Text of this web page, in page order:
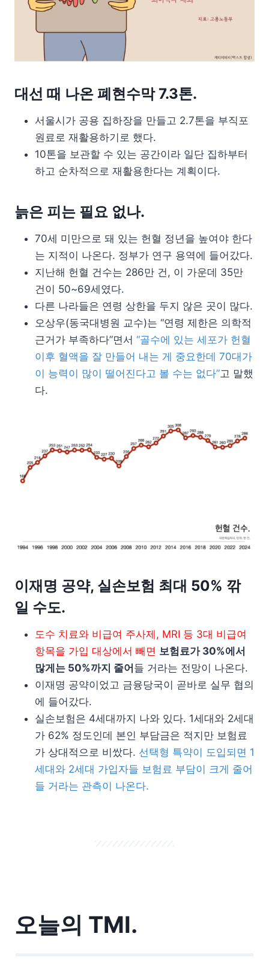
대선 때 나온 폐현수막 7.3톤.
서울시가 공용 집하장을 만들고 2.7톤을 부직포
원료로 재활용하기로 했다.
10톤을 보관할 수 있는 공간이라 일단 집하부터
하고 순차적으로 재활용한다는 계획이다.
늙은 피는 필요 없나.
70세 미만으로 돼 있는 헌혈 정년을 높여야 한다
는 지적이 나온다. 정부가 연구 용역에 들어갔다.
지난해 헌혈 건수는 286만 건, 이 가운데 35만
건이 50~69세였다.
다른 나라들은 연령 상한을 두지 않은 곳이 많다.
오상우(동국대병원 교수)는 “연령 제한은 의학적
근거가 부족하다”면서 “골수에 있는 세포가 헌혈
이후 혈액을 잘 만들어 내는 게 중요한데 70대가
이 능력이 많이 떨어진다고 볼 수는 없다”고 말했
다.
이재명 공약, 실손보험 최대 50% 깎
일 수도.
도수 치료와 비급여 주사제, MRI 등 3대 비급여
항목을 가입 대상에서 빼면 보험료가 30%에서
많게는 50%까지 줄어 들 거라는 전망이 나온다.
이재명 공약이었고 금융당국이 곧바로 실무 협의
에 들어갔다.
실손보험은 4세대까지 나와 있다. 1세대와 2세대
가 62% 정도인데 본인 부담금은 적지만 보험료
가 상대적으로 비쌌다. 선택형 특약이 도입되면 1
세대와 2세대 가입자들 보험료 부담이 크게 줄어
들 거라는 관측이 나온다.
오늘의 TMI.